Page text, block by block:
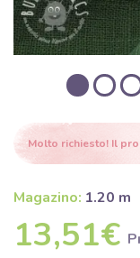
Molto richiesto! Il
Magazino: 1.20 m
13,51€